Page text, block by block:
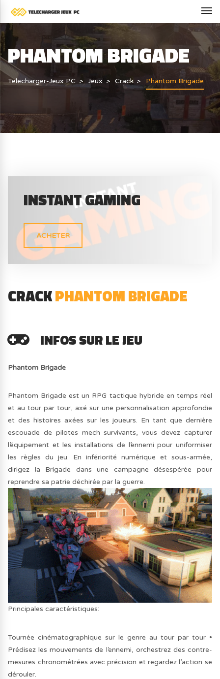
PHANTOM BRIGADE
Telecharger-Jeux PC Jeux Crack Phantom Brigade
INSTANT GAMING
ACHETER
CRACKPHANTOM BRIGADE
INFOS SUR LE JEU
Phantom Brigade
Phantom Brigade est un RPG tactique hybride en temps réel
et au tour par tour, axé sur une personnalisation approfondie
et des histoires axées sur les joueurs. En tant que dernière
escouade de pilotes mech survivants, vous devez capturer
l’équipement et les installations de l’ennemi pour uniformiser
les règles du jeu. En infériorité numérique et sous-armée,
dirigez la Brigade dans une campagne désespérée pour
reprendre sa patrie déchirée par la guerre.
Principales caractéristiques:
Tournée cinématographique sur le genre au tour par tour •
Prédisez les mouvements de l’ennemi, orchestrez des contre-
mesures chronométrées avec précision et regardez l’action se
dérouler.